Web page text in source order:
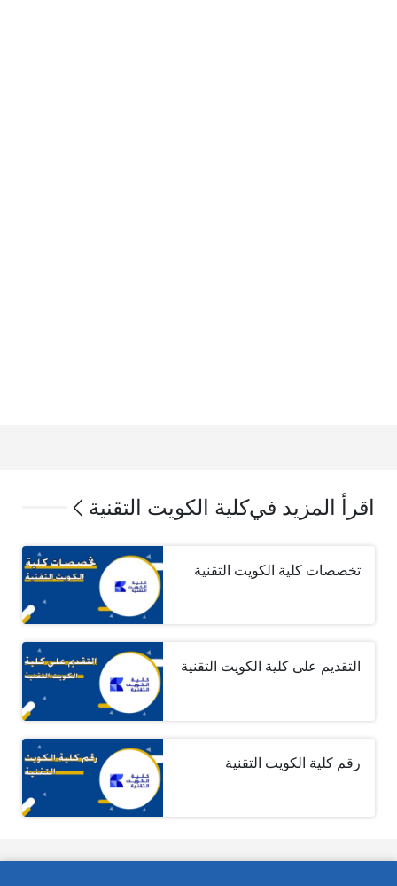
اقرأ المزيد فيكلية الكويت التقنية
تخصصات كلية الكويت التقنية
التقديم على كلية الكويت التقنية
رقم كلية الكويت التقنية